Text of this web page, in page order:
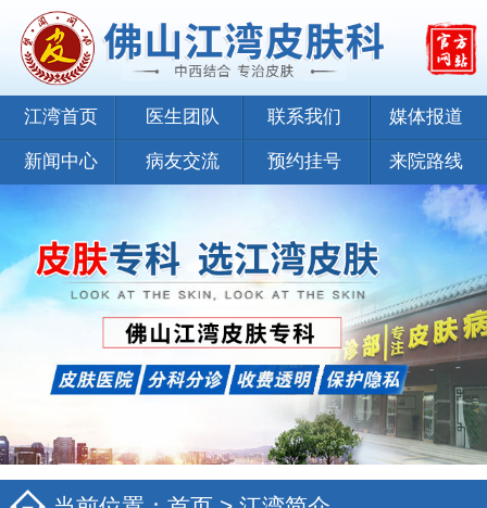
江湾首页 医生团队 联系我们 媒体报道
新闻中心 病友交流 预约挂号 来院路线